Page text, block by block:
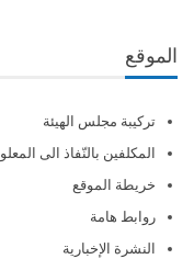
الموقع
تركيبة مجلس الهيئة
المكلفين بالنّفاذ الى
خريطة الموقع
روابط هامة
النشرة الإخبارية